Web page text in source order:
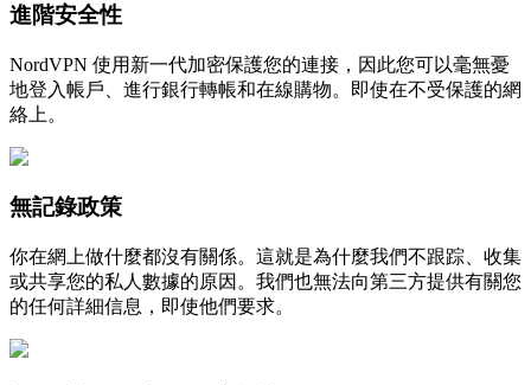
進階安全性
NordVPN 使用新一代加密保護您的連接，因此您可以毫無憂
地登入帳戶、進行銀行轉帳和在線購物。即使在不受保護的網
絡上。
無記錄政策
你在網上做什麼都沒有關係。這就是為什麼我們不跟踪、收集
或共享您的私人數據的原因。我們也無法向第三方提供有關您
的任何詳細信息，即使他們要求。